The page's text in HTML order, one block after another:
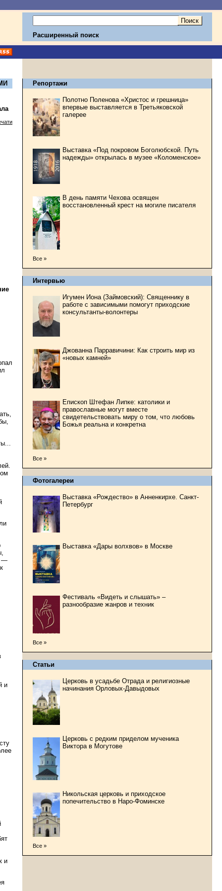
Расширенный поиск
—
и
и
Репортажи
Полотно Поленова «Христос и грешница»
впервые выставляется в Третьяковской
галерее
Выставка «Под покровом Боголюбской. Путь
надежды» открылась в музее «Коломенское»
В день памяти Чехова освящен
восстановленный крест на могиле писателя
Все »
Интервью
Игумен Иона (Займовский): Священнику в
работе с зависимыми помогут приходские
консультанты-волонтеры
Джованна Парравичини: Как строить мир из
«новых камней»
Епископ Штефан Липке: католики и
православные могут вместе
свидетельствовать миру о том, что любовь
Божья реальна и конкретна
Все »
Фотогалереи
Выставка «Рождество» в Анненкирхе. Санкт-
Петербург
Выставка «Дары волхвов» в Москве
Фестиваль «Видеть и слышать» –
разнообразие жанров и техник
Все »
Статьи
Церковь в усадьбе Отрада и религиозные
начинания Орловых-Давыдовых
Церковь с редким приделом мученика
Виктора в Могутове
Никольская церковь и приходское
попечительство в Наро-Фоминске
Все »